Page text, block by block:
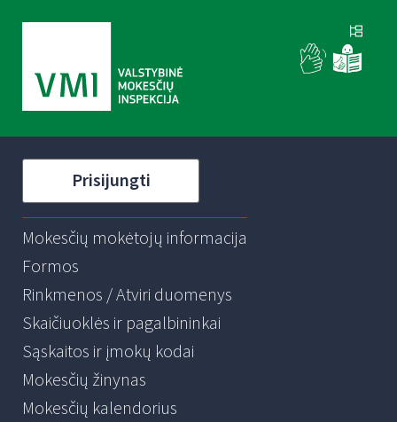
Prisijungti
Mokesčių mokėtojų informacija
Formos
Rinkmenos / Atviri duomenys
Skaičiuoklės ir pagalbininkai
Sąskaitos ir įmokų kodai
Mokesčių žinynas
Mokesčių kalendorius